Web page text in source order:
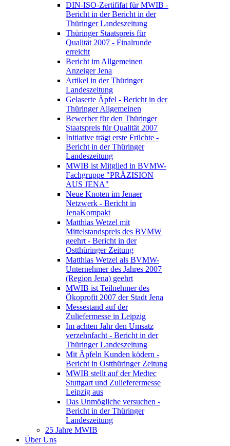
DIN-ISO-Zertififat für MWIB -
Bericht in der Bericht in der
Thüringer Landeszeitung
Thüringer Staatspreis für
Qualität 2007 - Finalrunde
erreicht
Bericht im Allgemeinen
Anzeiger Jena
Artikel in der Thüringer
Landeszeitung
Gelaserte Äpfel - Bericht in der
Thüringer Allgemeinen
Bewerber für den Thüringer
Staatspreis für Qualität 2007
Initiative trägt erste Früchte -
Bericht in der Thüringer
Landeszeitung
MWIB ist Mitglied in BVMW-
Fachgruppe "PRÄZISION
AUS JENA"
Neue Knoten im Jenaer
Netzwerk - Bericht in
JenaKompakt
Matthias Wetzel mit
Mittelstandspreis des BVMW
geehrt - Bericht in der
Ostthüringer Zeitung
Matthias Wetzel als BVMW-
Unternehmer des Jahres 2007
(Region Jena) geehrt
MWIB ist Teilnehmer des
Ökoprofit 2007 der Stadt Jena
Messestand auf der
Zuliefermesse in Leipzig
Im achten Jahr den Umsatz
verzehnfacht - Bericht in der
Thüringer Landeszeitung
Mit Äpfeln Kunden ködern -
Bericht in Ostthüringer Zeitung
MWIB stellt auf der Medtec
Stuttgart und Zulieferermesse
Leipzig aus
Das Unmögliche versuchen -
Bericht in der Thüringer
Landeszeitung
25 Jahre MWIB
Über Uns